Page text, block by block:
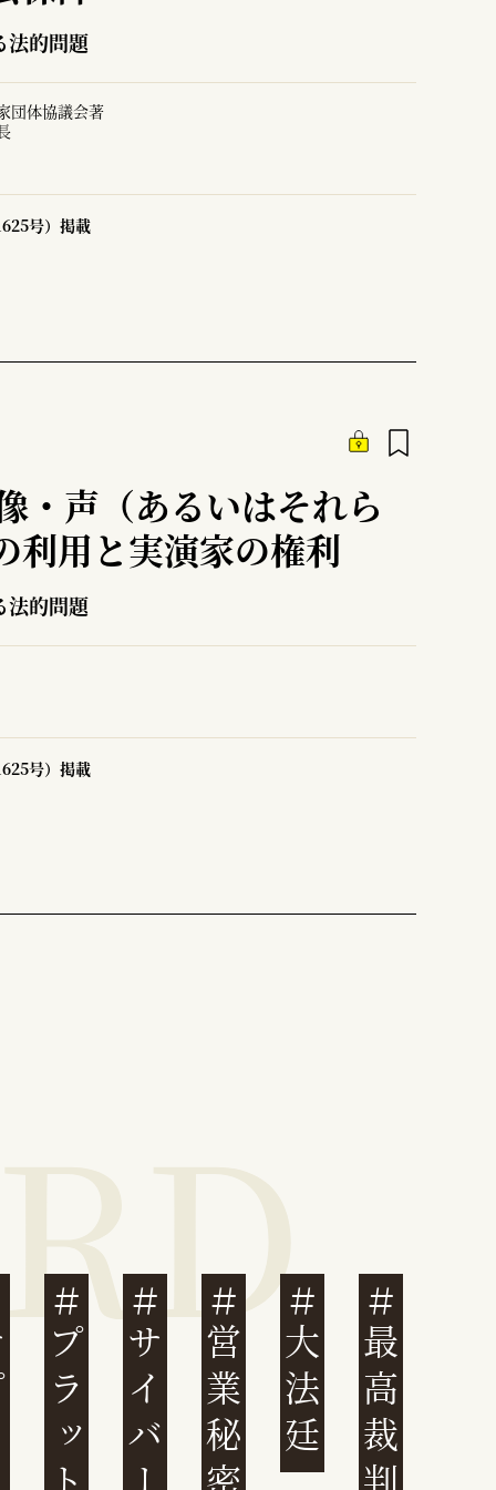
法的問題
団体協議会著
号）掲載
・声（あるいはそれら
利用と実演家の権利
法的問題
号）掲載
営業秘密 大法廷 最高裁判例